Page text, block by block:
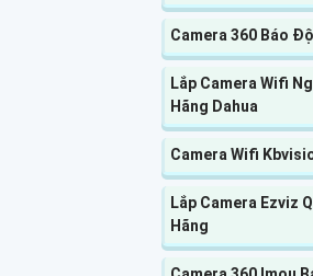
Camera 360 Báo
Lắp Camera Wifi
Hãng Dahua
Camera Wifi
Lắp Camera Ezviz
Hãng